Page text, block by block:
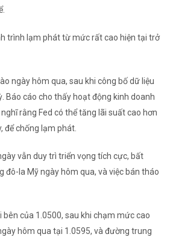
trình lạm phát từ mức rất cao hiện tại trở
ngày hôm qua, sau khi công bố dữ liệu
Báo cáo cho thấy hoạt động kinh doanh
rằng Fed có thể tăng lãi suất cao hơn
để chống lạm phát.
vẫn duy trì triển vọng tích cực, bất
đô-la Mỹ ngày hôm qua, và việc bán tháo
bên của 1.0500, sau khi chạm mức cao
hôm qua tại 1.0595, và đường trung